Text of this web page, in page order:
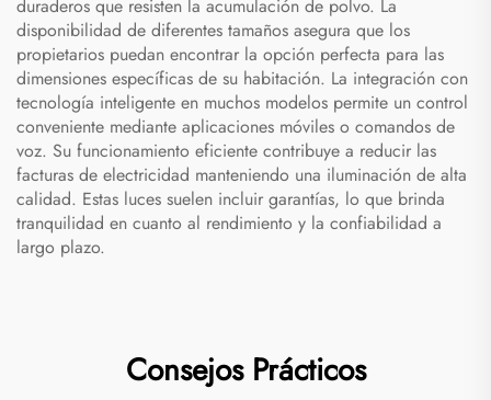
duraderos que resisten la acumulación de polvo. La
disponibilidad de diferentes tamaños asegura que los
propietarios puedan encontrar la opción perfecta para las
dimensiones específicas de su habitación. La integración con
tecnología inteligente en muchos modelos permite un control
conveniente mediante aplicaciones móviles o comandos de
voz. Su funcionamiento eficiente contribuye a reducir las
facturas de electricidad manteniendo una iluminación de alta
calidad. Estas luces suelen incluir garantías, lo que brinda
tranquilidad en cuanto al rendimiento y la confiabilidad a
largo plazo.
Consejos Prácticos